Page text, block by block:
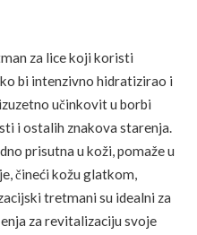
za lice koji koristi
bi intenzivno hidratizirao i
učinkovit u borbi
i ostalih znakova starenja.
prisutna u koži, pomaže u
čineći kožu glatkom,
tretmani su idealni za
za revitalizaciju svoje